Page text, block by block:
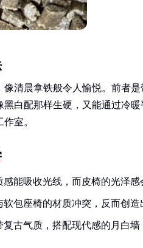
像清晨拿铁般令人愉悦。前者
白配那样生硬，又能通过冷
室。
感能吸收光线，而皮椅的光泽
软包座椅的材质冲突，反而创
复古气质，搭配现代感的月白